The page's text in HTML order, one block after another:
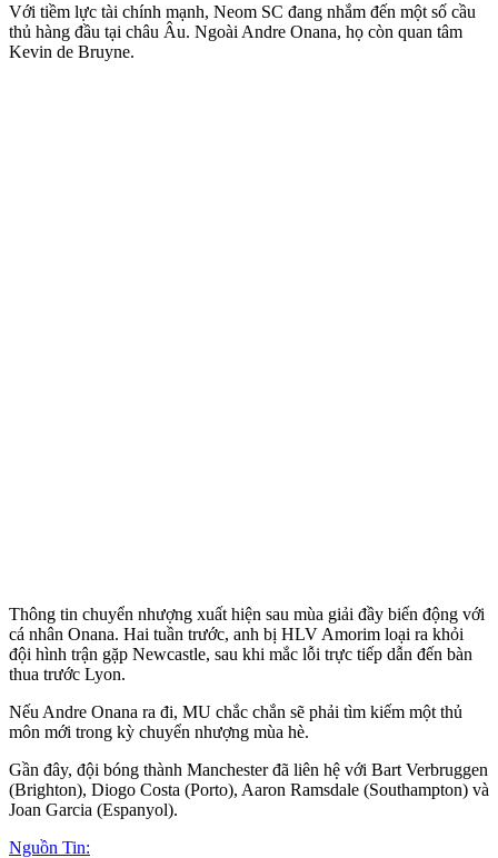
Với tiềm lực tài chính mạnh, Neom SC đang nhắm đến một số cầu
thủ hàng đầu tại châu Âu. Ngoài Andre Onana, họ còn quan tâm
Kevin de Bruyne.
Thông tin chuyển nhượng xuất hiện sau mùa giải đầy biến động với
cá nhân Onana. Hai tuần trước, anh bị HLV Amorim loại ra khỏi
đội hình trận gặp Newcastle, sau khi mắc lỗi trực tiếp dẫn đến bàn
thua trước Lyon.
Nếu Andre Onana ra đi, MU chắc chắn sẽ phải tìm kiếm một thủ
môn mới trong kỳ chuyển nhượng mùa hè.
Gần đây, đội bóng thành Manchester đã liên hệ với Bart Verbruggen
(Brighton), Diogo Costa (Porto), Aaron Ramsdale (Southampton) và
Joan Garcia (Espanyol).
Nguồn Tin: